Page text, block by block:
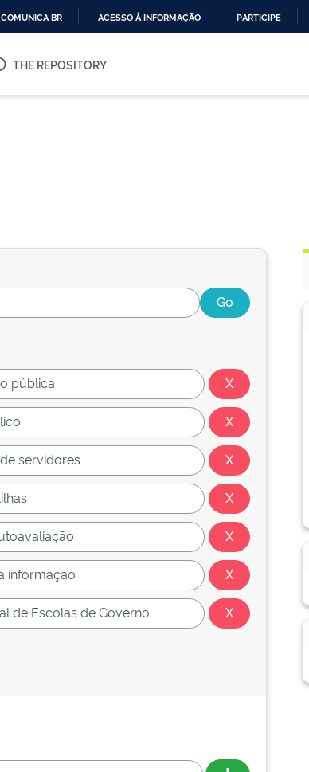
O
COMUNICA BR ACESSO À INFORMAÇÃO PARTICIPE
THE REPOSITORY